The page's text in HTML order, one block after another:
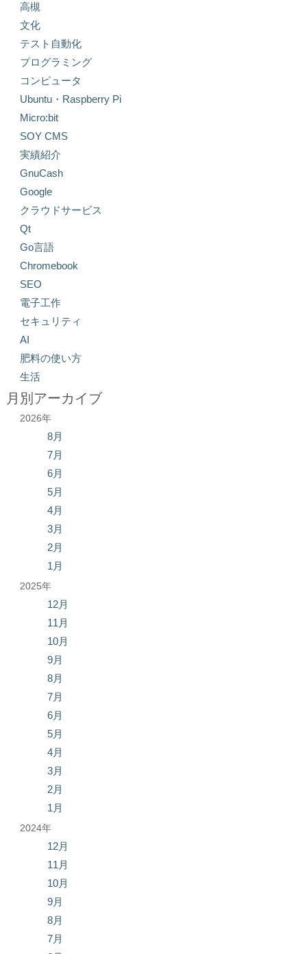
高槻
文化
テスト自動化
プログラミング
コンピュータ
Ubuntu・Raspberry Pi
Micro:bit
SOY CMS
実績紹介
GnuCash
Google
クラウドサービス
Qt
Go言語
Chromebook
SEO
電子工作
セキュリティ
AI
肥料の使い方
生活
月別アーカイブ
2026年
8月
7月
6月
5月
4月
3月
2月
1月
2025年
12月
11月
10月
9月
8月
7月
6月
5月
4月
3月
2月
1月
2024年
12月
11月
10月
9月
8月
7月